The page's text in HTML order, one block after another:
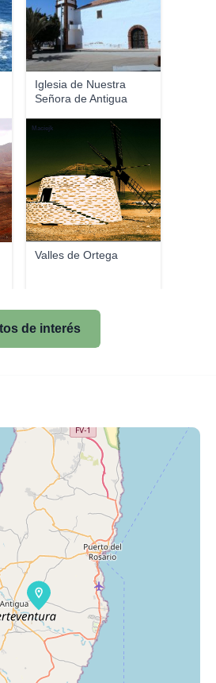
Iglesia de Nuestra
Señora de Antigua
Valles de Ortega
Maciejk
de interés